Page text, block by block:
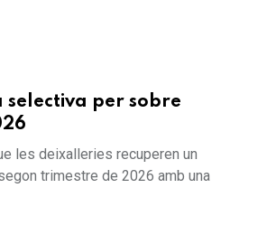
per sobre
les deixalleries recuperen un
trimestre de 2026 amb una